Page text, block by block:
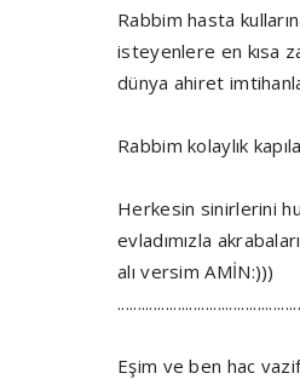
Rabbim hasta
isteyenlere en kısa
dünya ahiret
Rabbim kolaylık
Herkesin sinirlerini
evladımızla
alı versim AMİN:)))
Eşim ve ben hac